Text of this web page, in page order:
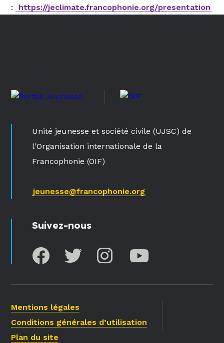
: https://jeclimate.francophonie.org/presentation
Unité jeunesse et société civile (UJSC) de
l'Organisation internationale de la
Francophonie (OIF)
jeunesse@francophonie.org
Suivez-nous
Mentions légales
Conditions générales d’utilisation
Plan du site